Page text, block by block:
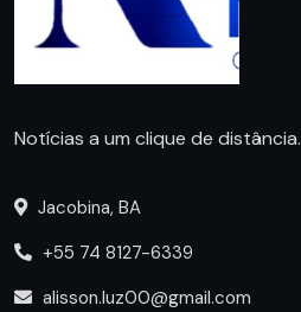
Notícias a um clique de distância.
Jacobina, BA
+55 74 8127-6339
alisson.luz00@gmail.com